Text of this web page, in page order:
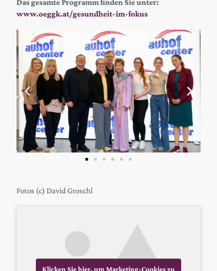
Das gesamte Programm finden Sie unter:
www.oeggk.at/gesundheit-im-fokus
Fotos (c) David Groschl
Klicken Sie hier, um Marketing-Cookies zu